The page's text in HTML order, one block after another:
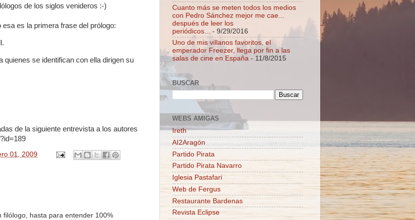
de los siglos venideros :-)
es la primera frase del prólogo:
se identifican con ella dirigen su
de la siguiente entrevista a los autores
01, 2009
hasta para entender 100%
Cuanto más se meten todos los medios
con Pedro Sánchez mejor me cae...
después de leer los
periódicos...
- 9/29/2016
Uno de mis villanos favoritos, el
emperador Freezer, llega por fin a las
salas de cine en España - 11/8/2015
BUSCAR
WEBS AMIGAS
Ireth
AI2Aragón
Partido Pirata
Partido Pirata Navarro
Iglesia Pastafari
Web de Fergus
Restaurante Bardenas
Revista Eclipse